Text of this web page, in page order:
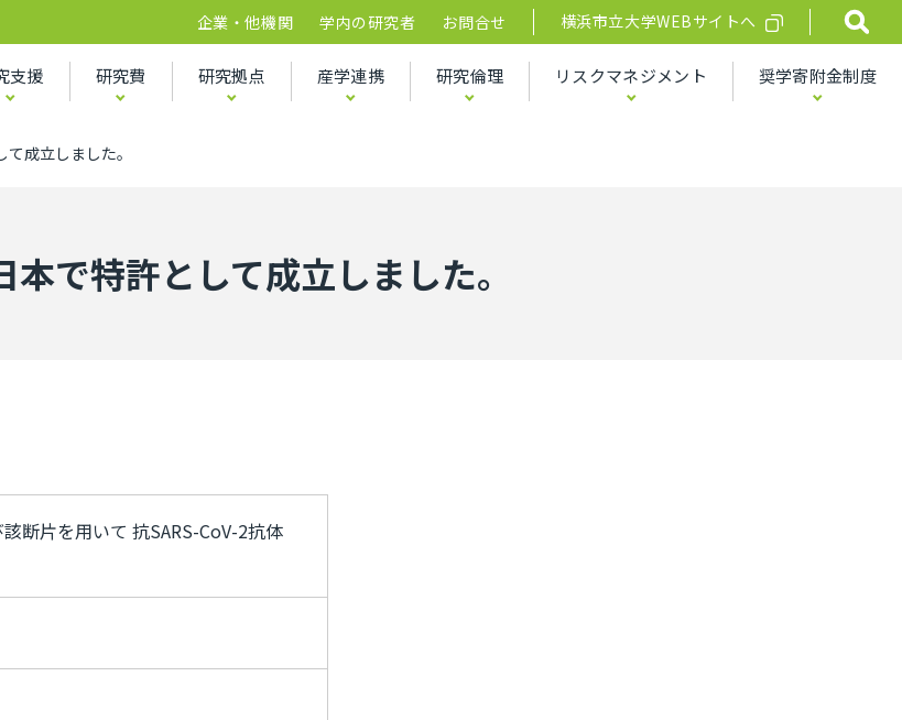
企業・他機関 学内の研究者 お問合せ 横浜市立大学WEBサイトへ
支援 研究費 研究拠点 産学連携 研究倫理 リスクマネジメント 奨学寄附金制度
成立しました。
で特許として成立しました。
断片を用いて 抗SARS-CoV-2抗体